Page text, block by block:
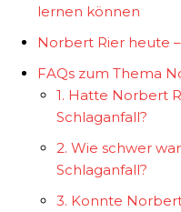
lernen können
Norbert Rier heute
FAQs zum Thema
1. Hatte Norbert
Schlaganfall?
2. Wie schwer
Schlaganfall?
3. Konnte